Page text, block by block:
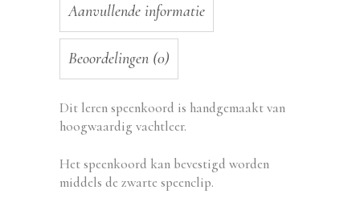
Aanvullende informatie
Beoordelingen (0)
Dit leren speenkoord is handgemaakt van
hoogwaardig vachtleer.
Het speenkoord kan bevestigd worden
middels de zwarte speenclip.